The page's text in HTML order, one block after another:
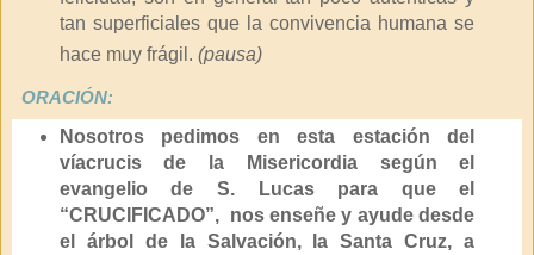
tan superficiales que la convivencia humana se
hace muy frágil. (pausa)
ORACIÓN:
Nosotros pedimos en esta estación del
víacrucis de la Misericordia según el
evangelio de S. Lucas para que el
“CRUCIFICADO”, nos enseñe y ayude desde
el árbol de la Salvación, la Santa Cruz, a